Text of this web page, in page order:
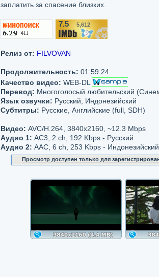
заплатить за спасение близких.
7.5 5,612
Релиз от: FILVOVAN
Продолжительность: 01:59:24
Качество видео: WEB-DL
Перевод: Многоголосый любительский
Язык озвучки: Русский, Индонезийский
Субтитры: Русские, Английские (full, SDH)
Видео: AVC/H.264, 3840x2160, ~12.3 Mbps
Аудио 1: AC3, 2 ch, 192 Kbps - Русский
Аудио 2: AAC, 6 ch, 253 Kbps - Индонезийский
Просмотр доступен только для